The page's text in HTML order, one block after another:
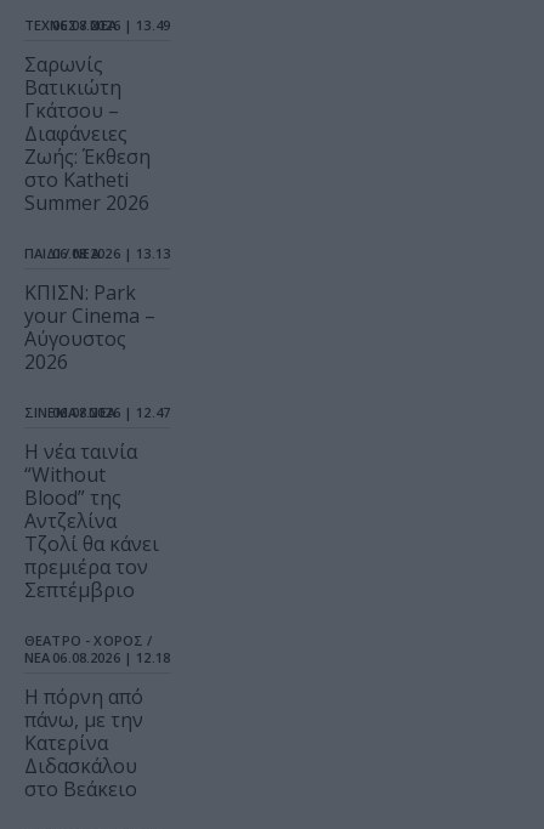
ΤΕΧΝΕΣ / ΝΕΑ
06.08.2026 | 13.49
Σαρωνίς
Βατικιώτη
Γκάτσου –
Διαφάνειες
Ζωής: Έκθεση
στο Katheti
Summer 2026
ΠΑΙΔΙ / ΝΕΑ
06.08.2026 | 13.13
ΚΠΙΣΝ: Park
your Cinema –
Αύγουστος
2026
ΣΙΝΕΜΑ / ΝΕΑ
06.08.2026 | 12.47
Η νέα ταινία
“Without
Blood” της
Αντζελίνα
Τζολί θα κάνει
πρεμιέρα τον
Σεπτέμβριο
ΘΕΑΤΡΟ - ΧΟΡΟΣ /
ΝΕΑ 06.08.2026 | 12.18
Η πόρνη από
πάνω, με την
Κατερίνα
Διδασκάλου
στο Βεάκειο